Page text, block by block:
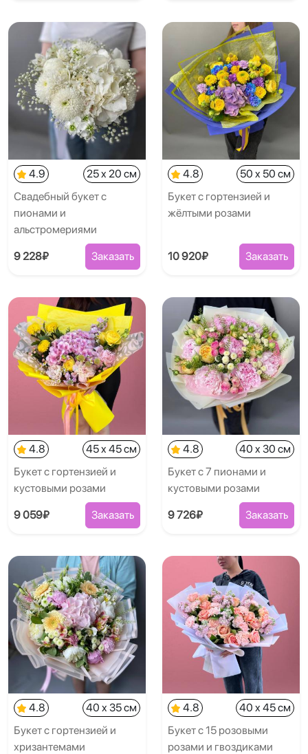
4.9
25 x 20 см
Свадебный букет с
пионами и
альстромериями
9 228₽ Заказать
4.8
50 x 50 см
Букет с гортензией и
жёлтыми розами
10 920₽ Заказать
4.8
45 x 45 см
Букет с гортензией и
кустовыми розами
9 059₽ Заказать
4.8
40 x 30 см
Букет с 7 пионами и
кустовыми розами
9 726₽ Заказать
4.8
40 x 35 см
Букет с гортензией и
хризантемами
4.8
40 x 45 см
Букет с 15 розовыми
розами и гвоздиками